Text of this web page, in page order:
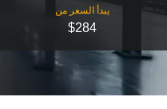
‎يبدأ السعر من
$284